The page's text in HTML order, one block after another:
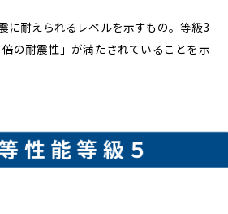
に耐えられるレベルを示すもの。等級3
の耐震性」が満たされていることを示